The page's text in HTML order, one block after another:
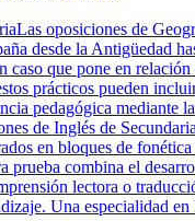
Las oposiciones de
desde la Antigüedad
que pone en
prácticos pueden
pedagógica mediante
de Inglés de
en bloques de
prueba combina el
lectora o
Una especialidad